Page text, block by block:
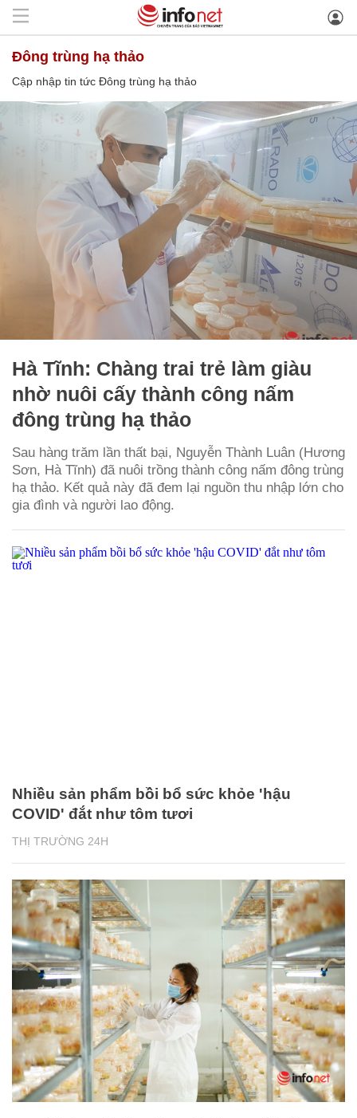
Đông trùng hạ thảo
Cập nhập tin tức Đông trùng hạ thảo
Hà Tĩnh: Chàng trai trẻ làm giàu
nhờ nuôi cấy thành công nấm
đông trùng hạ thảo
Sau hàng trăm lần thất bại, Nguyễn Thành Luân (Hương
Sơn, Hà Tĩnh) đã nuôi trồng thành công nấm đông trùng
hạ thảo. Kết quả này đã đem lại nguồn thu nhập lớn cho
gia đình và người lao động.
THỊ TRƯỜNG 24H
Nhiều sản phẩm bồi bổ sức khỏe 'hậu
COVID' đắt như tôm tươi